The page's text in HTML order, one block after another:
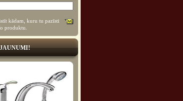
kādam, kuru tu pazīsti
produktu.
JAUNUMI!